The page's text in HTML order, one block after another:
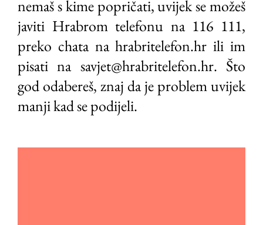
nemaš s kime popričati, uvijek se možeš
javiti Hrabrom telefonu na 116 111,
preko chata na hrabritelefon.hr ili im
pisati na savjet@hrabritelefon.hr. Što
god odabereš, znaj da je problem uvijek
manji kad se podijeli.